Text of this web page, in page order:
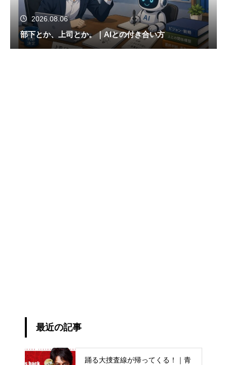
2026.08.06
部下とか、上司とか。｜AIとの付き合い方
最近の記事
踊る大捜査線が帰ってくる！｜青